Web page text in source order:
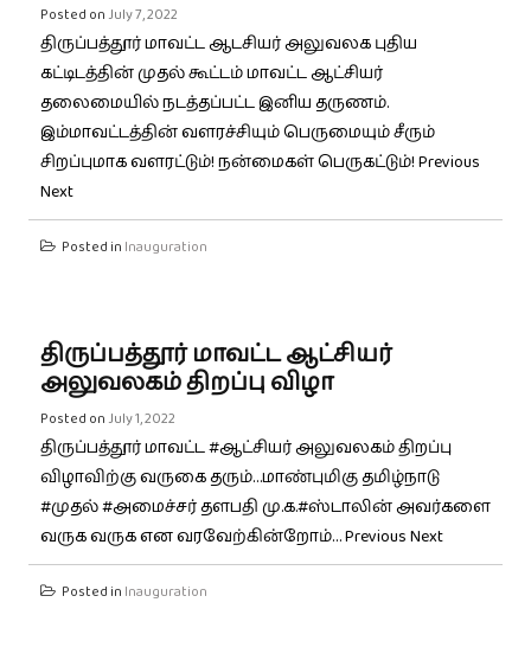
Posted on July 7, 2022
திருப்பத்தூர் மாவட்ட ஆடசியர் அலுவலக புதிய
கட்டிடத்தின் முதல் கூட்டம் மாவட்ட ஆட்சியர்
தலைமையில் நடத்தப்பட்ட இனிய தருணம்.
இம்மாவட்டத்தின் வளரச்சியும் பெருமையும் சீரும்
சிறப்புமாக வளரட்டும்! நன்மைகள் பெருகட்டும்! Previous
Next
Posted in Inauguration
திருப்பத்தூர் மாவட்ட ஆட்சியர்
அலுவலகம் திறப்பு விழா
Posted on July 1, 2022
திருப்பத்தூர் மாவட்ட #ஆட்சியர் அலுவலகம் திறப்பு
விழாவிற்கு வருகை தரும்…மாண்புமிகு தமிழ்நாடு
#முதல் #அமைச்சர் தளபதி மு.க.#ஸ்டாலின் அவர்களை
வருக வருக என வரவேற்கின்றோம்… Previous Next
Posted in Inauguration